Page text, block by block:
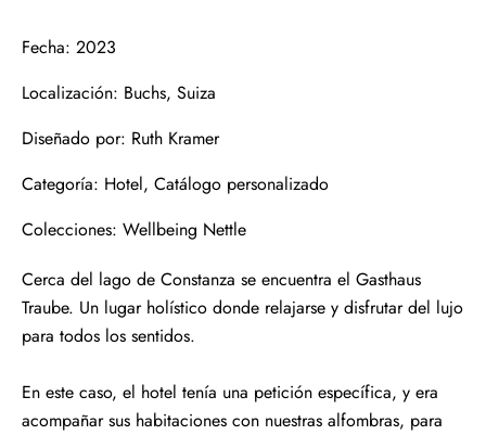
Fecha: 2023
Localización: Buchs, Suiza
Diseñado por: Ruth Kramer
Categoría: Hotel, Catálogo personalizado
Colecciones: Wellbeing Nettle
Cerca del lago de Constanza se encuentra el Gasthaus
Traube. Un lugar holístico donde relajarse y disfrutar del lujo
para todos los sentidos.
En este caso, el hotel tenía una petición específica, y era
acompañar sus habitaciones con nuestras alfombras, para